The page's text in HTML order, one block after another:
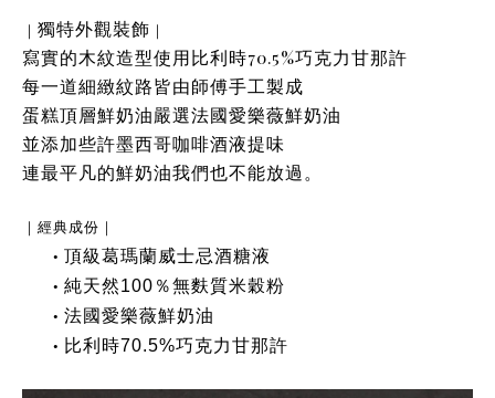
｜ 獨特外觀裝飾 ｜
寫實的木紋造型使用比利時70.5%巧克力甘那許
每一道細緻紋路皆由師傅手工製成
蛋糕頂層鮮奶油嚴選法國愛樂薇鮮奶油
並添加些許墨西哥咖啡酒液提味
連最平凡的鮮奶油我們也不能放過。
｜經典成份｜
• 頂級葛瑪蘭威士忌酒糖液
• 純天然100％無麩質米穀粉
• 法國愛樂薇鮮奶油
• 比利時70.5%巧克力甘那許